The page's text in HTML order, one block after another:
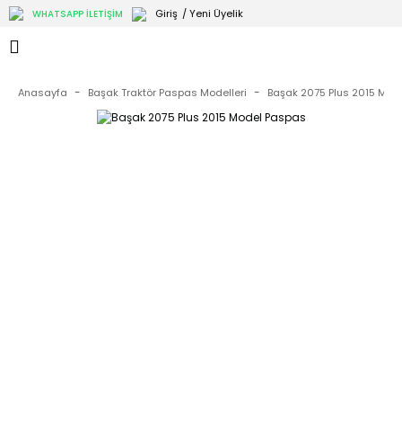
WHATSAPP İLETİŞİM Giriş / Yeni Üyelik
Anasayfa Başak Traktör Paspas Modelleri Başak 2075 Plus 2015